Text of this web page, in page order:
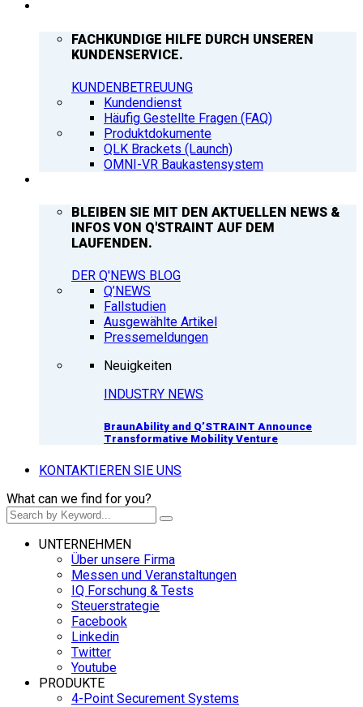
FACHKUNDIGE HILFE DURCH UNSEREN
KUNDENSERVICE.
KUNDENBETREUUNG
Kundendienst
Häufig Gestellte Fragen (FAQ)
Produktdokumente
QLK Brackets (Launch)
OMNI-VR Baukastensystem
BLEIBEN SIE MIT DEN AKTUELLEN NEWS &
INFOS VON Q'STRAINT AUF DEM
LAUFENDEN.
DER Q'NEWS BLOG
Q’NEWS
Fallstudien
Ausgewählte Artikel
Pressemeldungen
Neuigkeiten
INDUSTRY NEWS
BraunAbility and Q’STRAINT Announce
Transformative Mobility Venture
KONTAKTIEREN SIE UNS
What can we find for you?
UNTERNEHMEN
Über unsere Firma
Messen und Veranstaltungen
IQ Forschung & Tests
Steuerstrategie
Facebook
Linkedin
Twitter
Youtube
PRODUKTE
4-Point Securement Systems